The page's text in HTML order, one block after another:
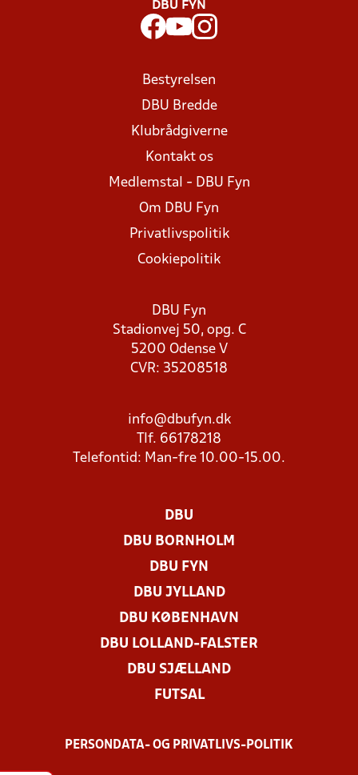
DBU FYN
Bestyrelsen
DBU Bredde
Klubrådgiverne
Kontakt os
Medlemstal - DBU Fyn
Om DBU Fyn
Privatlivspolitik
Cookiepolitik
DBU Fyn
Stadionvej 50, opg. C
5200 Odense V
CVR: 35208518
info@dbufyn.dk
Tlf. 66178218
Telefontid: Man-fre 10.00-15.00.
DBU
DBU BORNHOLM
DBU FYN
DBU JYLLAND
DBU KØBENHAVN
DBU LOLLAND-FALSTER
DBU SJÆLLAND
FUTSAL
PERSONDATA- OG PRIVATLIVS-POLITIK